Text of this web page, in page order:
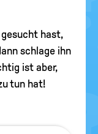
hast,
schlage ihn
ist aber,
tun hat!